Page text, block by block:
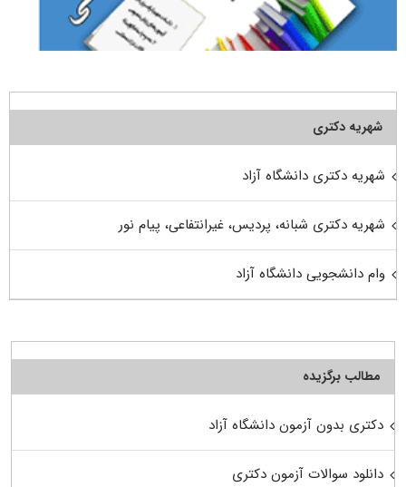
شهریه دکتری
شهریه دکتری دانشگاه آزاد
شهریه دکتری شبانه، پردیس، غیرانتفاعی، پیام نور
وام دانشجویی دانشگاه آزاد
مطالب برگزیده
دکتری بدون آزمون دانشگاه آزاد
دانلود سوالات آزمون دکتری